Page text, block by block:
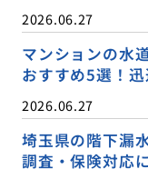
2026.06.27
マンションの水
おすすめ5選！
2026.06.27
埼玉県の階下漏
調査・保険対応